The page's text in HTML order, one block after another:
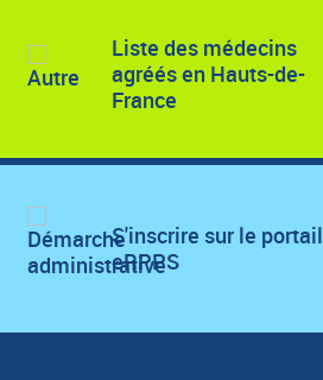
Liste des médecins
agréés en Hauts-de-
France
S'inscrire sur le portail
eRPPS